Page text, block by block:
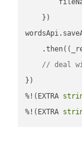
    })
    .then(
(
// deal
})
%!(EXTRA
%!(EXTRA